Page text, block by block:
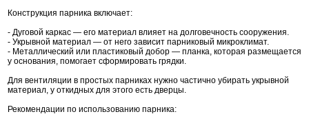
Конструкция парника включает:
- Дуговой каркас — его материал влияет на долговечность сооружения.
- Укрывной материал — от него зависит парниковый микроклимат.
- Металлический или пластиковый добор — планка, которая размещается
у основания, помогает сформировать грядки.
Для вентиляции в простых парниках нужно частично убирать укрывной
материал, у откидных для этого есть дверцы.
Рекомендации по использованию парника: